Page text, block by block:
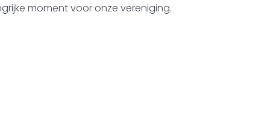
moment voor onze vereniging.